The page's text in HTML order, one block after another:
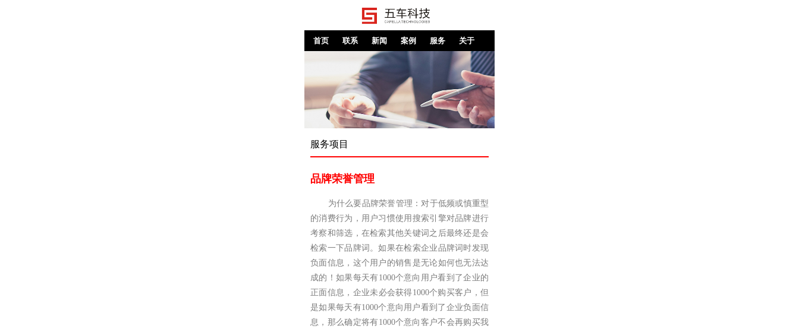
首页 联系 新闻 案例 服务 关于
服务项目
品牌荣誉管理
为什么要品牌荣誉管理：对于低频或慎重型
的消费行为，用户习惯使用搜索引擎对品牌进行
考察和筛选，在检索其他关键词之后最终还是会
检索一下品牌词。如果在检索企业品牌词时发现
负面信息，这个用户的销售是无论如何也无法达
成的！如果每天有1000个意向用户看到了企业的
正面信息，企业未必会获得1000个购买客户，但
是如果每天有1000个意向用户看到了企业负面信
息，那么确定将有1000个意向客户不会再购买我